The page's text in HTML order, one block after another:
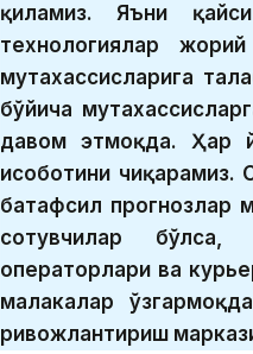
қиламиз. Яъни
технологиялар
мутахассисларига
бўйича
давом этмоқда. Ҳар
ҳисоботини
батафсил прогнозлар
сотувчилар бўлса,
операторлари ва
малакалар
ривожлантириш